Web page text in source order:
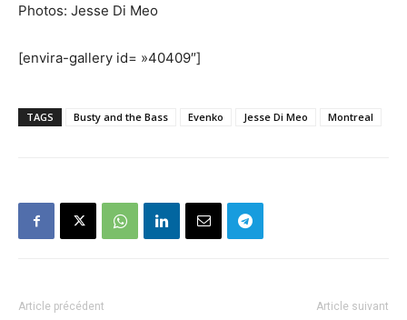
Photos: Jesse Di Meo
[envira-gallery id= »40409″]
TAGS Busty and the Bass Evenko Jesse Di Meo Montreal
Article précédent Article suivant